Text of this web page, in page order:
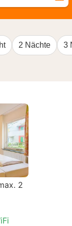
2 Nächte 3
2